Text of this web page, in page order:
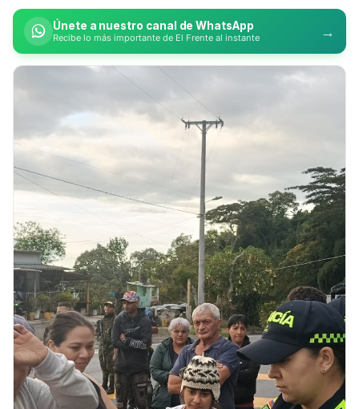
Únete a nuestro canal de WhatsApp
Recibe lo más importante de El Frente al instante →